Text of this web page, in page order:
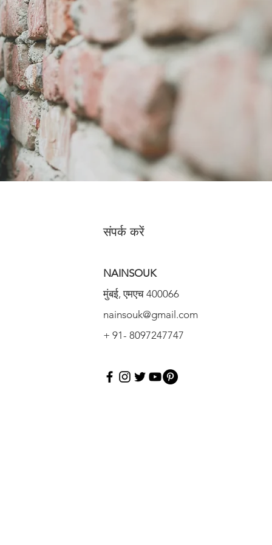
संपर्क करें
NAINSOUK
मुंबई, एमएच 400066
nainsouk@gmail.com
+ 91- 8097247747